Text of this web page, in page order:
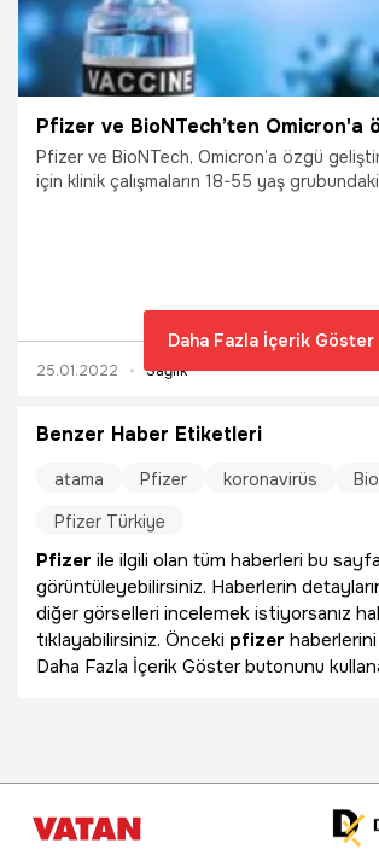
Pfizer ve BioNTech, Omicron’a özgü
için klinik çalışmaların 18-55 yaş
25.01.2022 Sağlık
Daha Fazla İçerik Göster
Benzer Haber Etiketleri
atama Pfizer koronavirüs
Pfizer Türkiye
Pfizer ile ilgili olan tüm haberleri bu
görüntüleyebilirsiniz. Haberlerin
diğer görselleri incelemek istiyorsanız
tıklayabilirsiniz. Önceki pfizer
Daha Fazla İçerik Göster butonunu